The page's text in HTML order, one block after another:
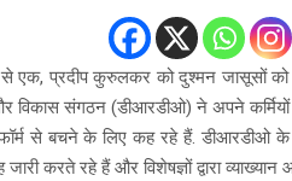
से एक, प्रदीप कुरुलकर को दुश्मन जासूसों
विकास संगठन (डीआरडीओ) ने अपने
से बचने के लिए कह रहे हैं. डीआरडीओ के
करते रहे हैं और विशेषज्ञों द्वारा